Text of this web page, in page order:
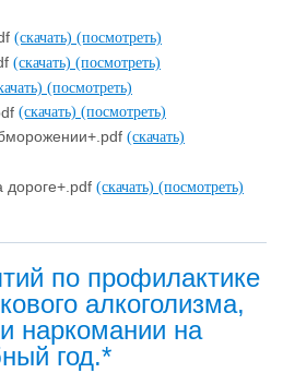
(скачать) (посмотреть)
(скачать) (посмотреть)
(посмотреть)
(скачать) (посмотреть)
(скачать)
дороге+.pdf (скачать) (посмотреть)
по профилактике
алкоголизма,
наркомании на
год.*